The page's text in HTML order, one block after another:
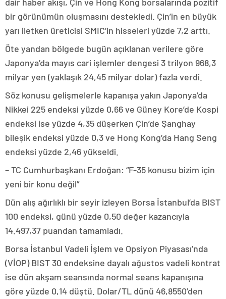
bir görünümün oluşmasını destekledi. Çin’in en büyük
yarı iletken üreticisi SMIC’in hisseleri yüzde 7,2 arttı.
Öte yandan bölgede bugün açıklanan verilere göre
Japonya’da mayıs cari işlemler dengesi 3 trilyon 968,3
milyar yen (yaklaşık 24,45 milyar dolar) fazla verdi.
Söz konusu gelişmelerle kapanışa yakın Japonya’da
Nikkei 225 endeksi yüzde 0,66 ve Güney Kore’de Kospi
endeksi ise yüzde 4,35 düşerken Çin’de Şanghay
bileşik endeksi yüzde 0,3 ve Hong Kong’da Hang Seng
endeksi yüzde 2,46 yükseldi.
– TC Cumhurbaşkanı Erdoğan: “F-35 konusu bizim için
yeni bir konu değil”
Dün alış ağırlıklı bir seyir izleyen Borsa İstanbul’da BIST
100 endeksi, günü yüzde 0,50 değer kazancıyla
14.497,37 puandan tamamladı.
Borsa İstanbul Vadeli İşlem ve Opsiyon Piyasası’nda
(VİOP) BIST 30 endeksine dayalı ağustos vadeli kontrat
ise dün akşam seansında normal seans kapanışına
göre yüzde 0,14 düştü. Dolar/TL dünü 46,8550’den